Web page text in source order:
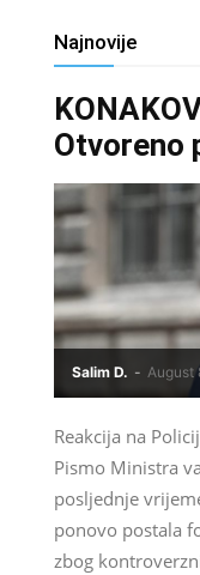
Najnovije
Otvoreno
Salim D. - August
Reakcija na
Pismo Ministra
posljednje
ponovo postala
zbog